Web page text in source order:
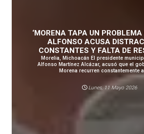
‘MORENA TAPA UN PROBLEMA
ALFONSO ACUSA
CONSTANTES Y FALTA DE
Morelia, Michoacán El presidente
Alfonso Martínez Alcázar, acusó que el
Morena recurren constantemente
Lunes, 11 Mayo 2026